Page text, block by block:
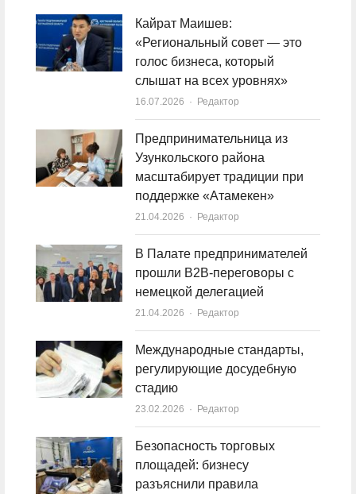
Кайрат Маишев:
«Региональный совет — это
голос бизнеса, который
слышат на всех уровнях»
16.07.2026 Author
Редактор
Предпринимательница из
Узункольского района
масштабирует традиции при
поддержке «Атамекен»
21.04.2026 Author
Редактор
В Палате предпринимателей
прошли B2B-переговоры с
немецкой делегацией
21.04.2026 Author
Редактор
Международные стандарты,
регулирующие досудебную
стадию
23.02.2026 Author
Редактор
Безопасность торговых
площадей: бизнесу
разъяснили правила